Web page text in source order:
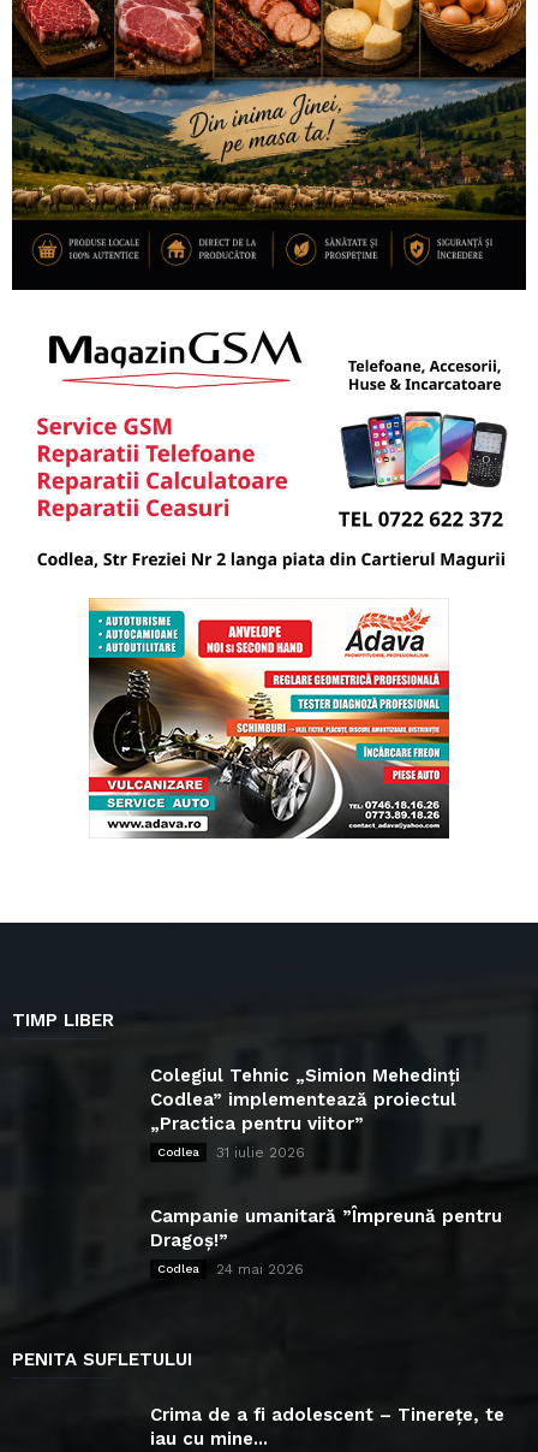
TIMP LIBER
Colegiul Tehnic „Simion Mehedinți
Codlea” implementează proiectul
„Practica pentru viitor”
Codlea 31 iulie 2026
Campanie umanitară ”Împreună pentru
Dragoș!”
Codlea 24 mai 2026
PENITA SUFLETULUI
Crima de a fi adolescent – Tinerețe, te
iau cu mine...